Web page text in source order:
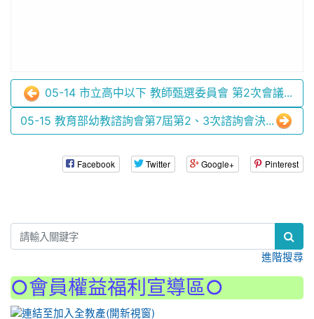
05-14 市立高中以下 教師甄選委員會 第2次會議...
05-15 教育部幼教諮詢會第7屆第2、3次諮詢會決...
Facebook Twitter Google+ Pinterest
進階搜尋
○會員權益福利宣導區○